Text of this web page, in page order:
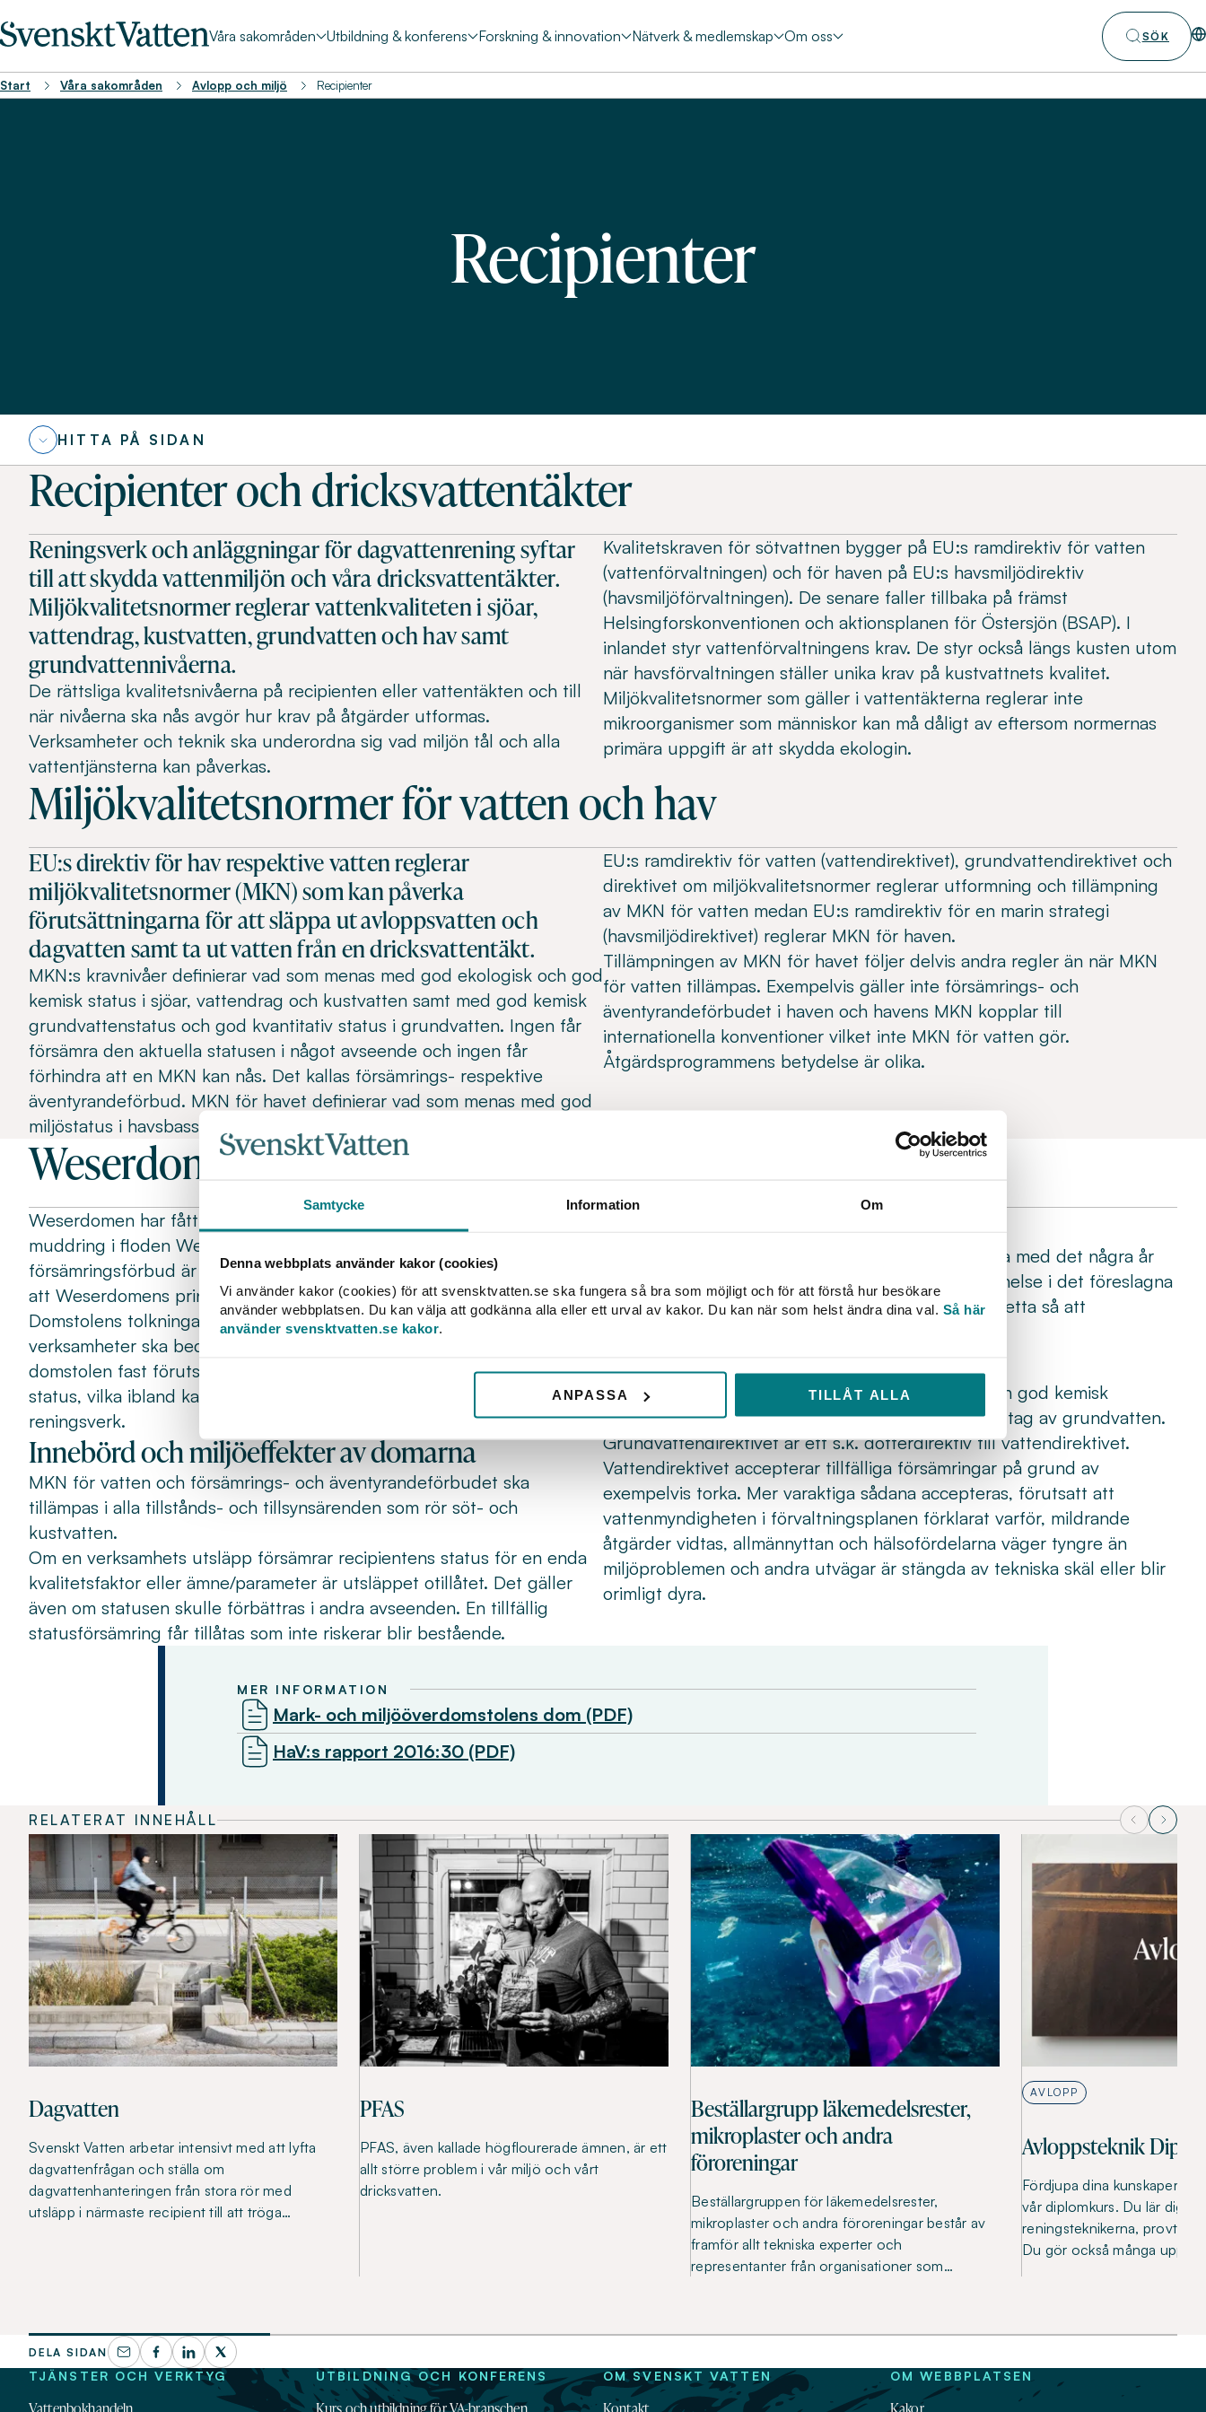
Samtycke Information Om
Denna webbplats använder kakor (cookies)
Vi använder kakor (cookies) för att svensktvatten.se ska fungera så bra som möjligt och för att förstå hur besökare
använder webbplatsen. Du kan välja att godkänna alla eller ett urval av kakor. Du kan när som helst ändra dina val. Så här
använder svensktvatten.se kakor.
ANPASSA TILLÅT ALLA
Våra sakområden Utbildning & konferens Forskning & innovation Nätverk & medlemskap Om oss SÖK
Start Våra sakområden Avlopp och miljö Recipienter
Recipienter
HITTA PÅ SIDAN
Recipienter och dricksvattentäkter
Reningsverk och anläggningar för dagvattenrening syftar
till att skydda vattenmiljön och våra dricksvattentäkter.
Miljökvalitetsnormer reglerar vattenkvaliteten i sjöar,
vattendrag, kustvatten, grundvatten och hav samt
grundvattennivåerna.
De rättsliga kvalitetsnivåerna på recipienten eller vattentäkten och till
när nivåerna ska nås avgör hur krav på åtgärder utformas.
Verksamheter och teknik ska underordna sig vad miljön tål och alla
vattentjänsterna kan påverkas.
Kvalitetskraven för sötvattnen bygger på EU:s ramdirektiv för vatten
(vattenförvaltningen) och för haven på EU:s havsmiljödirektiv
(havsmiljöförvaltningen). De senare faller tillbaka på främst
Helsingforskonventionen och aktionsplanen för Östersjön (BSAP). I
inlandet styr vattenförvaltningens krav. De styr också längs kusten utom
när havsförvaltningen ställer unika krav på kustvattnets kvalitet.
Miljökvalitetsnormer som gäller i vattentäkterna reglerar inte
mikroorganismer som människor kan må dåligt av eftersom normernas
primära uppgift är att skydda ekologin.
Miljökvalitetsnormer för vatten och hav
EU:s direktiv för hav respektive vatten reglerar
miljökvalitetsnormer (MKN) som kan påverka
förutsättningarna för att släppa ut avloppsvatten och
dagvatten samt ta ut vatten från en dricksvattentäkt.
MKN:s kravnivåer definierar vad som menas med god ekologisk och god
kemisk status i sjöar, vattendrag och kustvatten samt med god kemisk
grundvattenstatus och god kvantitativ status i grundvatten. Ingen får
försämra den aktuella statusen i något avseende och ingen får
förhindra att en MKN kan nås. Det kallas försämrings- respektive
äventyrandeförbud. MKN för havet definierar vad som menas med god
miljöstatus i havsbassängerna.
EU:s ramdirektiv för vatten (vattendirektivet), grundvattendirektivet och
direktivet om miljökvalitetsnormer reglerar utformning och tillämpning
av MKN för vatten medan EU:s ramdirektiv för en marin strategi
(havsmiljödirektivet) reglerar MKN för haven.
Tillämpningen av MKN för havet följer delvis andra regler än när MKN
för vatten tillämpas. Exempelvis gäller inte försämrings- och
äventyrandeförbudet i haven och havens MKN kopplar till
internationella konventioner vilket inte MKN för vatten gör.
Åtgärdsprogrammens betydelse är olika.
Weserdomen
Weserdomen har fått sitt namn för att den aktualiserades av en
muddring i floden Weser. EU-domstolen visade att vattendirektivets
försämringsförbud är strängt. Av en senare dom (mål C‑535/18) framgår
att Weserdomens principer även gäller kemisk grundvattenstatus.
Domstolens tolkningar får betydelse när tillåtligheten för VA-
verksamheter ska bedömas. I en senare dom (mål C-525/20) slog
domstolen fast förutsättningarna för att bara tillfälligt få försämra
status, vilka ibland kan begränsa rätten att få bygga om eller bygga ut
reningsverk.
Innebörd och miljöeffekter av domarna
MKN för vatten och försämrings- och äventyrandeförbudet ska
tillämpas i alla tillstånds- och tillsynsärenden som rör söt- och
kustvatten.
Om en verksamhets utsläpp försämrar recipientens status för en enda
kvalitetsfaktor eller ämne/parameter är utsläppet otillåtet. Det gäller
även om statusen skulle förbättras i andra avseenden. En tillfällig
statusförsämring får tillåtas som inte riskerar blir bestående.
Vattendirektivets förbudsregel riskerar att kollidera med det några år
äldre ännu gällande avloppsdirektivet. En bestämmelse i det föreslagna
nya avloppsdirektivet kan eventuellt råda bot på detta så att
Stoppas dricksvattenuttag?
MKN för god kvantitativ status för grundvatten och god kemisk
grundvattenstatus ska följas när tillstånd ges till uttag av grundvatten.
Grundvattendirektivet är ett s.k. dotterdirektiv till vattendirektivet.
Vattendirektivet accepterar tillfälliga försämringar på grund av
exempelvis torka. Mer varaktiga sådana accepteras, förutsatt att
vattenmyndigheten i förvaltningsplanen förklarat varför, mildrande
åtgärder vidtas, allmännyttan och hälsofördelarna väger tyngre än
miljöproblemen och andra utvägar är stängda av tekniska skäl eller blir
orimligt dyra.
MER INFORMATION
Mark- och miljööverdomstolens dom (PDF)
HaV:s rapport 2016:30 (PDF)
RELATERAT INNEHÅLL
Dagvatten
Svenskt Vatten arbetar intensivt med att lyfta
dagvattenfrågan och ställa om
dagvattenhanteringen från stora rör med
utsläpp i närmaste recipient till att tröga…
PFAS
PFAS, även kallade högflourerade ämnen, är ett
allt större problem i vår miljö och vårt
dricksvatten.
Beställargrupp läkemedelsrester,
mikroplaster och andra
föroreningar
Beställargruppen för läkemedelsrester,
mikroplaster och andra föroreningar består av
framför allt tekniska experter och
representanter från organisationer som…
AVLOPP
Avloppsteknik
Fördjupa dina kunskaper i
vår diplomkurs. Du lär dig
reningsteknikerna,
Du gör också många
DELA SIDAN
TJÄNSTER OCH VERKTYG UTBILDNING OCH KONFERENS OM SVENSKT VATTEN OM WEBBPLATSEN